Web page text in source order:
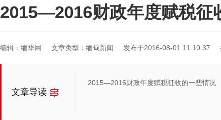
2015—2016财政年度赋税征
编辑：缅华网 文章类型：缅甸新闻 发布于2016-08-01 11:10:37
文章导读
2015—2016财政年度赋税征收的一些情况